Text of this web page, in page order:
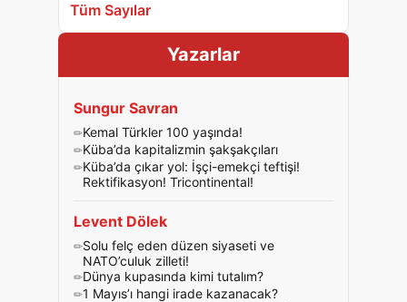
Tüm Sayılar
Yazarlar
Sungur Savran
Kemal Türkler 100 yaşında!
Küba’da kapitalizmin şakşakçıları
Küba’da çıkar yol: İşçi-emekçi teftişi!
Rektifikasyon! Tricontinental!
Levent Dölek
Solu felç eden düzen siyaseti ve
NATO’culuk zilleti!
Dünya kupasında kimi tutalım?
1 Mayıs’ı hangi irade kazanacak?